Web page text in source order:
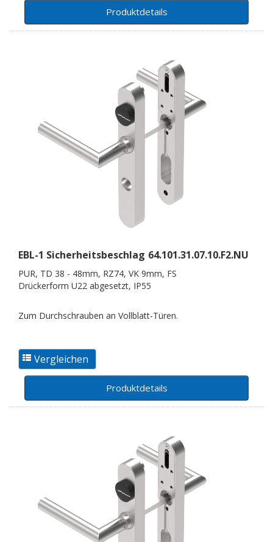
Produktdetails
EBL-1 Sicherheitsbeschlag 64.101.31.07.10.F2.NU
PUR, TD 38 - 48mm, RZ74, VK 9mm, FS
Drückerform U22 abgesetzt, IP55
Zum Durchschrauben an Vollblatt-Türen.
Produktdetails